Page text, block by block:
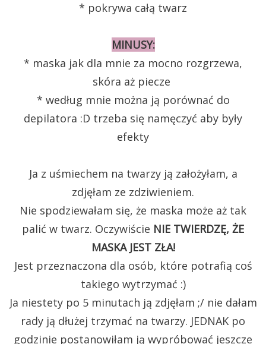
* pokrywa całą twarz
MINUSY:
* maska jak dla mnie za mocno rozgrzewa,
skóra aż piecze
* według mnie można ją porównać do
depilatora :D trzeba się namęczyć aby były
efekty
Ja z uśmiechem na twarzy ją założyłam, a
zdjęłam ze zdziwieniem.
Nie spodziewałam się, że maska może aż tak
palić w twarz. Oczywiście NIE TWIERDZĘ, ŻE
MASKA JEST ZŁA!
Jest przeznaczona dla osób, które potrafią coś
takiego wytrzymać :)
Ja niestety po 5 minutach ją zdjęłam ;/ nie dałam
rady ją dłużej trzymać na twarzy. JEDNAK po
godzinie postanowiłam ją wypróbować jeszcze